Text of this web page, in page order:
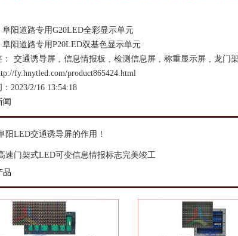
阜阳道路专用G20LED全彩显示单元
阜阳道路专用P20LED双基色显示单元
交通诱导屏 , 信息情报板 , 检测信息屏 , 称重显示屏 , 龙门
fy.hnytled.com/product865424.html
2023/2/16 13:54:18
闻
阳LED交通诱导屏的作用！
速门架式LED可变信息情报标志完美竣工
品